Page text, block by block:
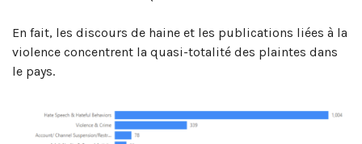
En fait, les discours de haine et les publications liées à la
violence concentrent la quasi-totalité des plaintes dans
le pays.